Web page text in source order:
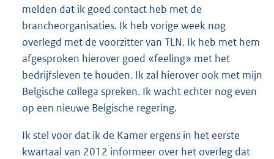
melden dat ik goed contact heb met de
brancheorganisaties. Ik heb vorige week nog
overlegd met de voorzitter van TLN. Ik heb met hem
afgesproken hierover goed «feeling» met het
bedrijfsleven te houden. Ik zal hierover ook met mijn
Belgische collega spreken. Ik wacht echter nog even
op een nieuwe Belgische regering.
Ik stel voor dat ik de Kamer ergens in het eerste
kwartaal van 2012 informeer over het overleg dat